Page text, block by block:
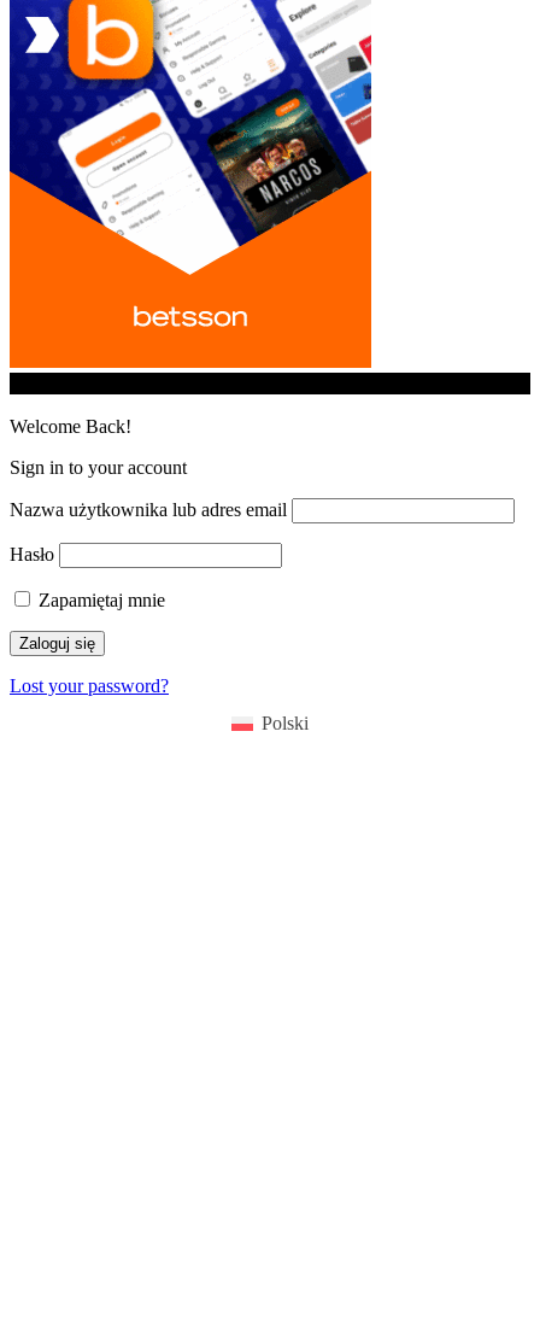
Welcome Back!
Sign in to your account
Nazwa użytkownika lub adres email
Hasło
Zapamiętaj mnie
Lost your password?
Polski